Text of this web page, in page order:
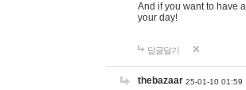
And if you want to have
your day!
답글달기
thebazaar 25-01-10 01:59